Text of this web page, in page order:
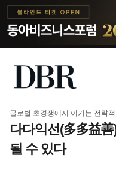
글로벌 초경쟁에서 이기는 전략적
다다익선(多多益
될 수 있다